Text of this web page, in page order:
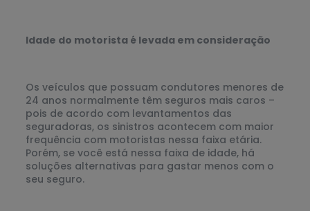
Idade do motorista é levada em consideração
Os veículos que possuam condutores menores de
24 anos normalmente têm seguros mais caros –
pois de acordo com levantamentos das
seguradoras, os sinistros acontecem com maior
frequência com motoristas nessa faixa etária.
Porém, se você está nessa faixa de idade, há
soluções alternativas para gastar menos com o
seu seguro.